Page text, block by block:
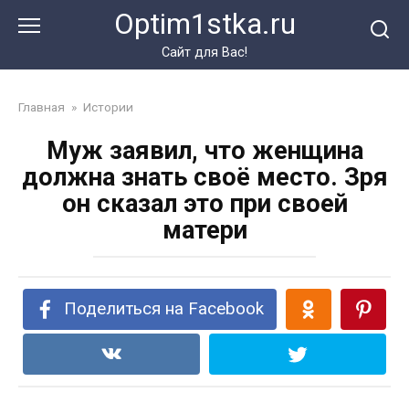
Optim1stka.ru
Сайт для Вас!
Главная » Истории
Муж заявил, что женщина
должна знать своё место. Зря
он сказал это при своей
матери
Поделиться на Facebook